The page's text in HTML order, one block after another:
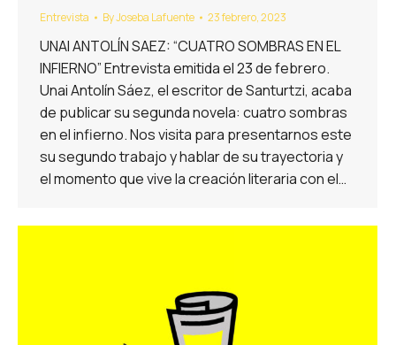
Entrevista ByJoseba Lafuente 23 febrero, 2023
UNAI ANTOLÍN SAEZ: “CUATRO SOMBRAS EN EL
INFIERNO” Entrevista emitida el 23 de febrero.
Unai Antolín Sáez, el escritor de Santurtzi, acaba
de publicar su segunda novela: cuatro sombras
en el infierno. Nos visita para presentarnos este
su segundo trabajo y hablar de su trayectoria y
el momento que vive la creación literaria con el…